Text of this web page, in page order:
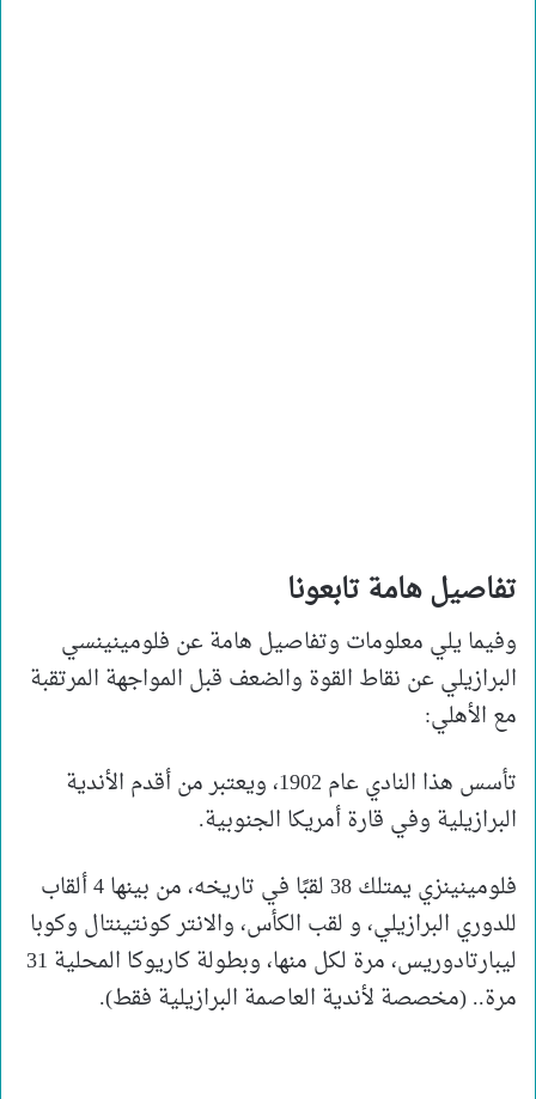
تفاصيل هامة تابعونا
وفيما يلي معلومات وتفاصيل هامة عن فلومينينسي
البرازيلي عن نقاط القوة والضعف قبل المواجهة المرتقبة
مع الأهلي:
تأسس هذا النادي عام 1902، ويعتبر من أقدم الأندية
البرازيلية وفي قارة أمريكا الجنوبية.
فلومينينزي يمتلك 38 لقبًا في تاريخه، من بينها 4 ألقاب
للدوري البرازيلي، و لقب الكأس، والانتر كونتينتال وكوبا
ليبارتادوريس، مرة لكل منها، وبطولة كاريوكا المحلية 31
مرة.. (مخصصة لأندية العاصمة البرازيلية فقط).